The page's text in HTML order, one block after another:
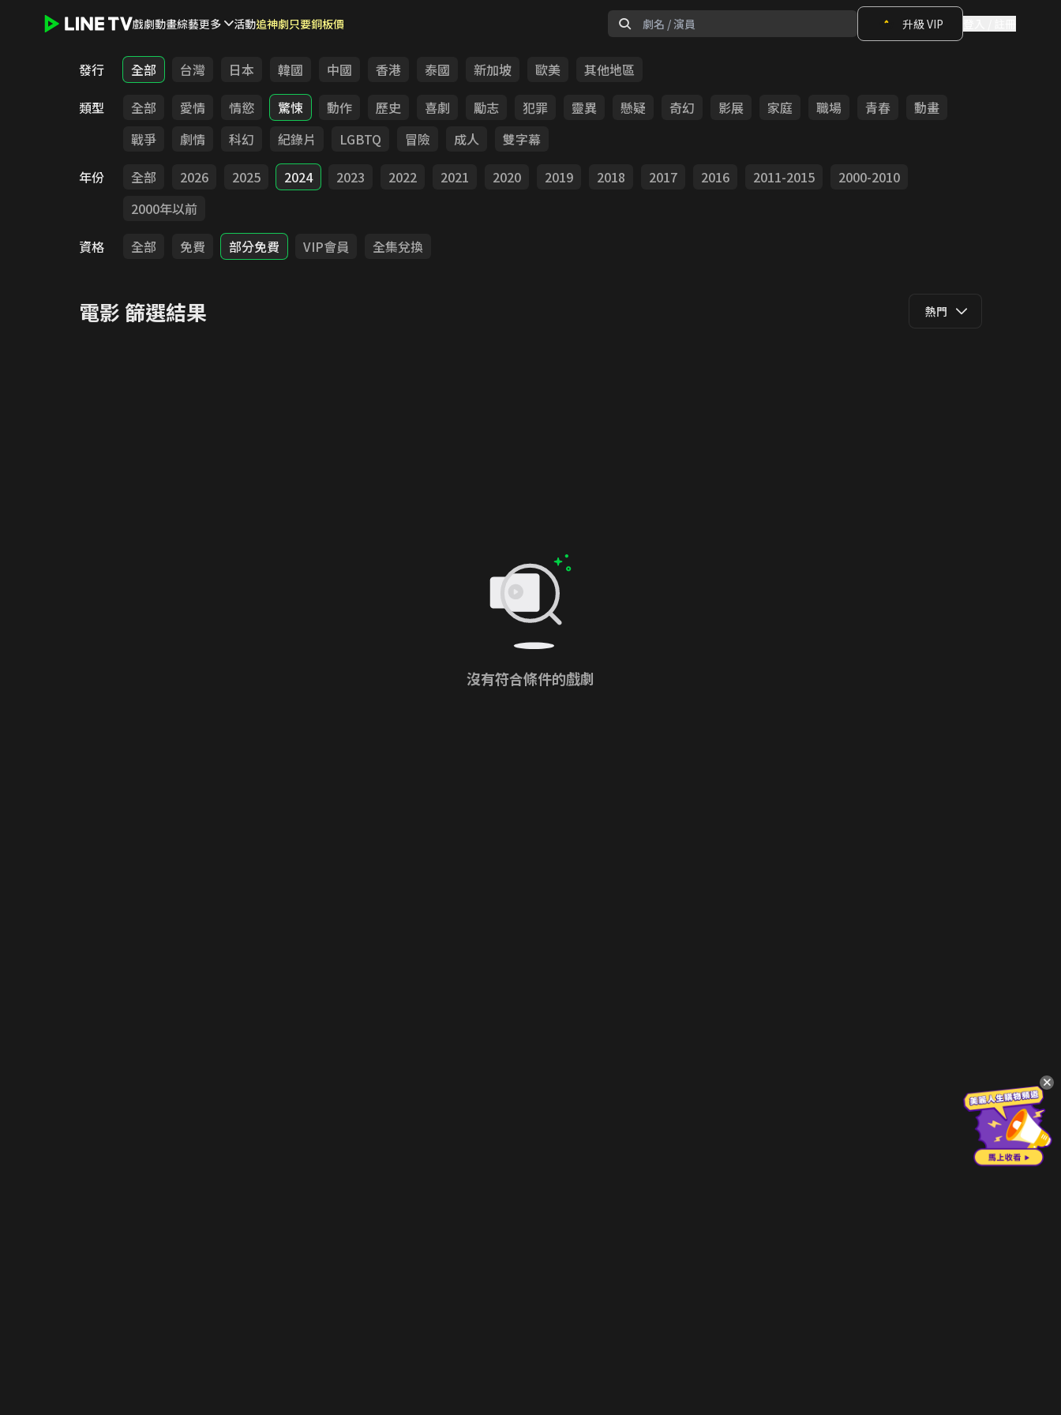
戲劇動畫綜藝更多 活動追神劇只要銅板價 升級 VIP
發行 全部 台灣 日本 韓國 中國 香港 泰國 新加坡 歐美
其他地區
類型
全部 愛情 情慾 驚悚 動作 歷史 喜劇 勵志 犯罪 靈異 懸疑 奇幻 影展 家庭 職場 青春
動畫
戰爭
劇情 科幻 紀錄片 LGBTQ 冒險 成人
雙字幕
年份
全部 2026 2025 2024 2023 2022 2021 2020 2019 2018 2017 2016 2011-2015
2000-2010
2000年以前
資格
全部 免費 部分免費 VIP會員 全集兌換
電影 篩選結果 熱門
沒有符合條件的戲劇